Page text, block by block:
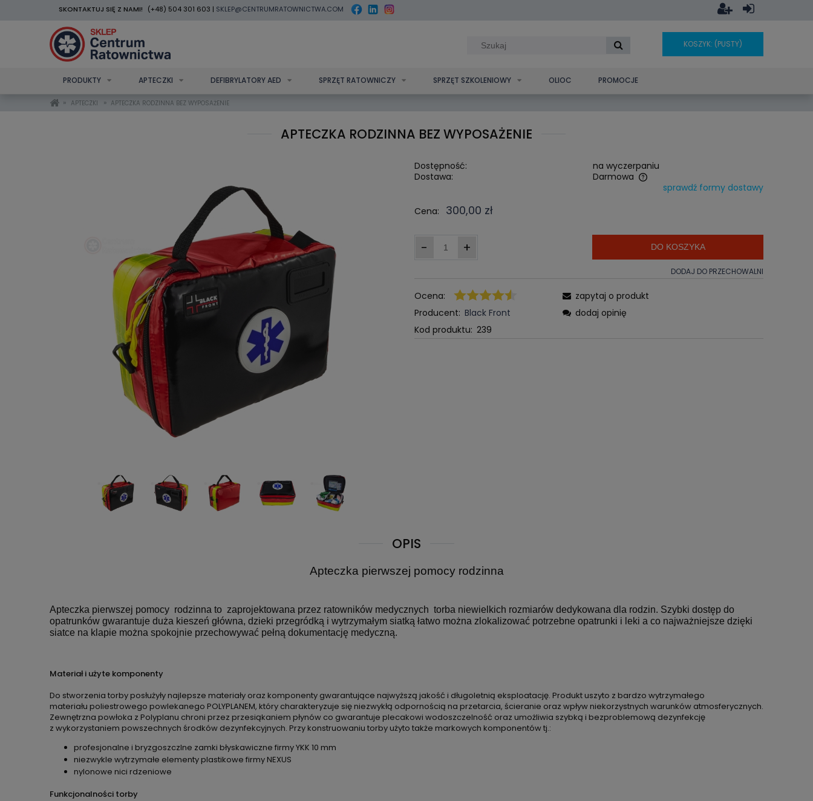
SKONTAKTUJ SIĘ Z NAMI! (+48) 504 301 603 | SKLEP@CENTRUMRATOWNICTWA.COM
KOSZYK: (PUSTY)
PRODUKTY APTECZKI DEFIBRYLATORY AED SPRZĘT RATOWNICZY SPRZĘT SZKOLENIOWY OLIOC PROMOCJE
» APTECZKI » APTECZKA RODZINNA BEZ WYPOSAŻENIE
APTECZKA RODZINNA BEZ WYPOSAŻENIE
Dostępność:
na wyczerpaniu
Dostawa:
Darmowa
Cena nie zawiera ewentualnych
kosztów płatności
sprawdź formy dostawy
Cena:
300,00 zł
- + DO KOSZYKA
DODAJ DO PRZECHOWALNI
Ocena:
Producent: Black Front
Kod produktu: 239
zapytaj o produkt
dodaj opinię
OPIS
Apteczka pierwszej pomocy rodzinna
Apteczka pierwszej pomocy rodzinna to zaprojektowana przez ratowników medycznych torba niewielkich rozmiarów dedykowana dla rodzin. Szybki dostęp do
opatrunków gwarantuje duża kieszeń główna, dzieki przegródką i wytrzymałym siatką łatwo można zlokalizować potrzebne opatrunki i leki a co najważniejsze dzięki
siatce na klapie można spokojnie przechowywać pełną dokumentację medyczną.
Materiał i użyte komponenty
Do stworzenia torby posłużyły najlepsze materiały oraz komponenty gwarantujące najwyższą jakość i długoletnią eksploatację. Produkt uszyto z bardzo wytrzymałego
materiału poliestrowego powlekanego POLYPLANEM, który charakteryzuje się niezwykłą odpornością na przetarcia, ścieranie oraz wpływ niekorzystnych warunków atmosferycznych.
Zewnętrzna powłoka z Polyplanu chroni przez przesiąkaniem płynów co gwarantuje plecakowi wodoszczelność oraz umożliwia szybką i bezproblemową dezynfekcję
z wykorzystaniem powszechnych środków dezynfekcyjnych. Przy konstruowaniu torby użyto także markowych komponentów tj.:
profesjonalne i bryzgoszczlne zamki błyskawiczne firmy YKK 10 mm
niezwykle wytrzymałe elementy plastikowe firmy NEXUS
nylonowe nici rdzeniowe
Funkcjonalności torby